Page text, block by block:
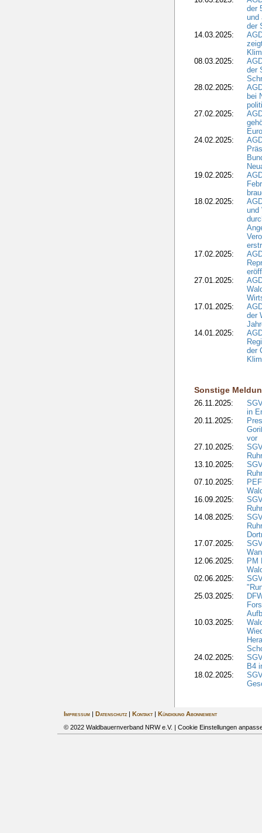
der
und
der
14.03.2025:
08.03.2025:
der
28.02.2025:
bei
27.02.2025:
24.02.2025:
19.02.2025:
18.02.2025:
und
17.02.2025:
27.01.2025:
17.01.2025:
der
14.01.2025:
der
Sonstige
26.11.2025:
in
20.11.2025:
vor
27.10.2025:
13.10.2025:
07.10.2025:
16.09.2025:
14.08.2025:
17.07.2025:
12.06.2025:
PM
02.06.2025:
25.03.2025:
10.03.2025:
24.02.2025:
B4
18.02.2025:
Impressum| Datenschutz| Kontakt|
Kündigung Abonnement
© 2022 Waldbauernverband NRW e.V. | Cookie Einstellungen